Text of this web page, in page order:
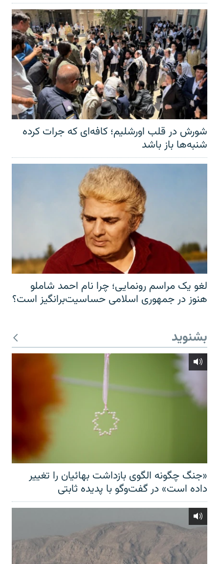
شورش در قلب اورشلیم؛ کافه‌ای که جرات کرده
شنبه‌ها باز باشد
لغو یک مراسم رونمایی؛ چرا نام احمد شاملو
هنوز در جمهوری اسلامی حساسیت‌برانگیز است؟
بشنوید
«جنگ چگونه الگوی بازداشت بهائیان را تغییر
داده است» در گفت‌وگو با پدیده ثابتی